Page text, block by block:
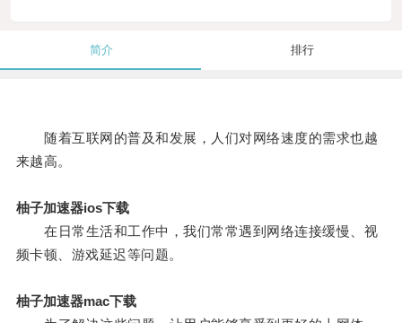
简介 排行
随着互联网的普及和发展，人们对网络速度的需求也越
来越高。
柚子加速器ios下载
在日常生活和工作中，我们常常遇到网络连接缓慢、视
频卡顿、游戏延迟等问题。
柚子加速器mac下载